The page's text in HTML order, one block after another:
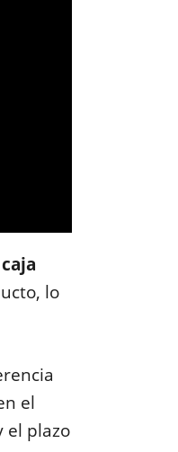
lo
el
el plazo